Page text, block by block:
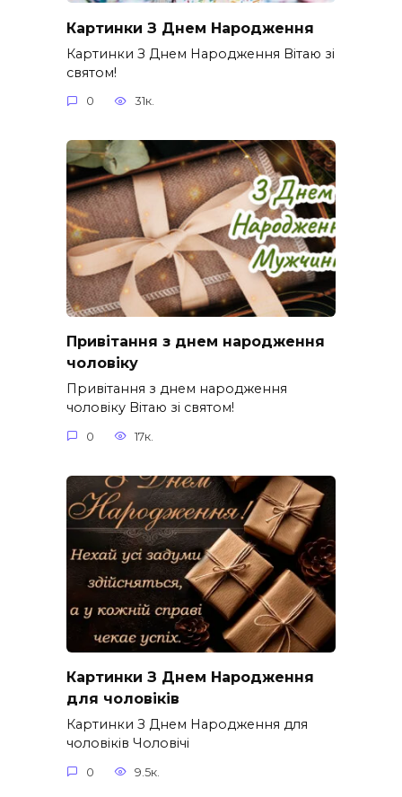
Картинки З Днем Народження
Картинки З Днем Народження Вітаю зі
святом!
0 31к.
Привітання з днем народження
чоловіку
Привітання з днем народження
чоловіку Вітаю зі святом!
0 17к.
Картинки З Днем Народження
для чоловіків​
Картинки З Днем Народження для
чоловіків​ Чоловічі
0 9.5к.